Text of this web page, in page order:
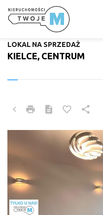
KIELCE, CENTRUM
LOKAL NA SPRZEDAŻ